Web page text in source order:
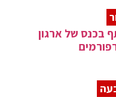
בכנס של ארגון